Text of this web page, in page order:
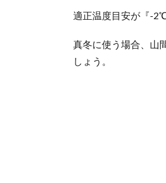
適正温度目安が『-
真冬に使う場合、山
しょう。